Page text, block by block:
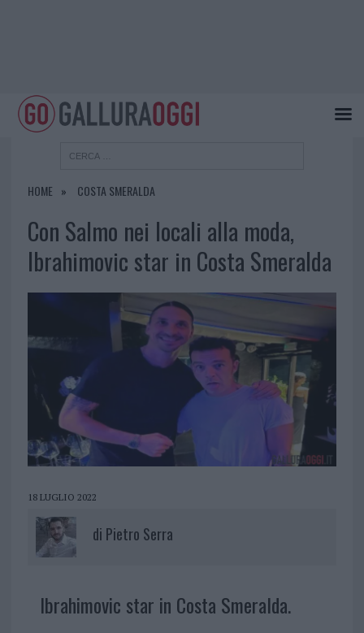
HOME COSTA SMERALDA
Con Salmo nei locali alla moda,
Ibrahimovic star in Costa Smeralda
18 LUGLIO 2022
di Pietro Serra
Ibrahimovic star in Costa Smeralda.